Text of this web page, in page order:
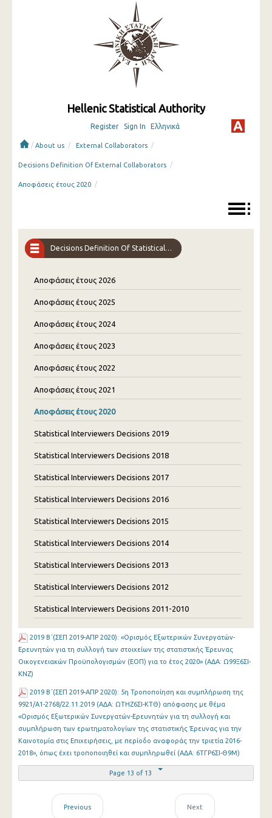
Hellenic Statistical Authority
Register Sign In Ελληνικά
/ About us / External Collaborators /
Decisions Definition Of External Collaborators /
Αποφάσεις έτους 2020 /
Decisions Definition Of Statistical Interviewers
Αποφάσεις έτους 2026
Αποφάσεις έτους 2025
Αποφάσεις έτους 2024
Αποφάσεις έτους 2023
Αποφάσεις έτους 2022
Αποφάσεις έτους 2021
Αποφάσεις έτους 2020
Statistical Interviewers Decisions 2019
Statistical Interviewers Decisions 2018
Statistical Interviewers Decisions 2017
Statistical Interviewers Decisions 2016
Statistical Interviewers Decisions 2015
Statistical Interviewers Decisions 2014
Statistical Interviewers Decisions 2013
Statistical Interviewers Decisions 2012
Statistical Interviewers Decisions 2011-2010
2019 Β΄(ΣΕΠ 2019-ΑΠΡ 2020): «Ορισμός Εξωτερικών Συνεργατών-
Ερευνητών για τη συλλογή των στοιχείων της στατιστικής Έρευνας
Οικογενειακών Προϋπολογισμών (ΕΟΠ) για το έτος 2020» (ΑΔΑ: Ω99Ξ6ΣΙ-
ΚΝΖ)
2019 Β΄(ΣΕΠ 2019-ΑΠΡ 2020): 5η Τροποποίηση και συμπλήρωση της
9921/Α1-2768/22.11.2019 (ΑΔΑ: ΩΤΗΖ6ΣΙ-ΚΤΘ) απόφασης με θέμα
«Ορισμός Εξωτερικών Συνεργατών-Ερευνητών για τη συλλογή και
συμπλήρωση των ερωτηματολογίων της στατιστικής Έρευνας για την
Καινοτομία στις Επιχειρήσεις, με περίοδο αναφοράς την τριετία 2016-
2018», όπως έχει τροποποιηθεί και συμπληρωθεί (ΑΔΑ: 6ΤΓΡ6ΣΙ-Θ9Μ)
Page 13 of 13
Previous Next